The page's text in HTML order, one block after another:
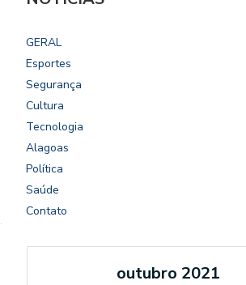
GERAL
Esportes
Segurança
Cultura
Tecnologia
Alagoas
Política
Saúde
Contato
outubro 2021